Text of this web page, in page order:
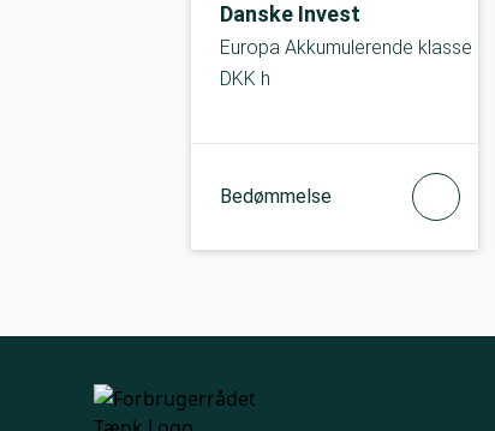
Danske Invest
Europa Akkumulerende klasse
DKK h
Bedømmelse